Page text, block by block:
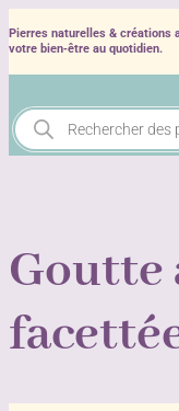
Pierres naturelles & créations
votre bien‑être au quotidien.
Recherche
de
produits
Goutte